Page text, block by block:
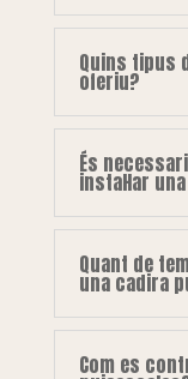
Quins tipus
oferiu?
És
instal·lar
Quant de
una cadira
Com es